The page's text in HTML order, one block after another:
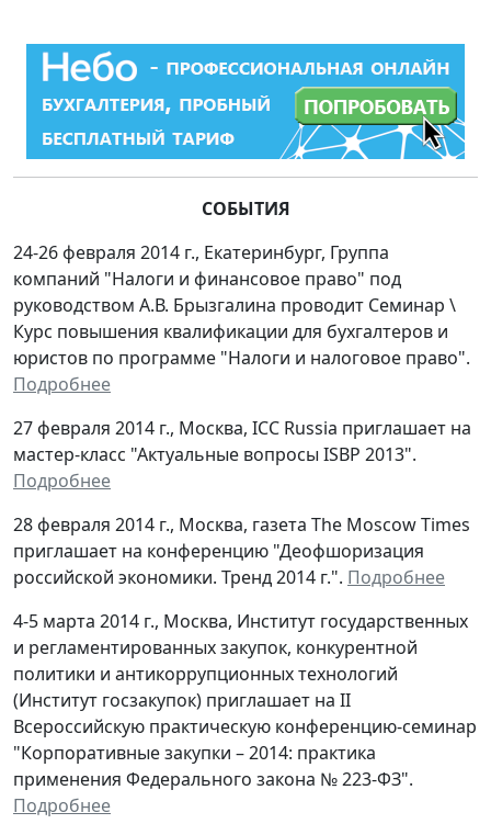
СОБЫТИЯ
24-26 февраля 2014 г., Екатеринбург, Группа
компаний "Налоги и финансовое право" под
руководством А.В. Брызгалина проводит Семинар \
Курс повышения квалификации для бухгалтеров и
юристов по программе "Налоги и налоговое право".
Подробнее
27 февраля 2014 г., Москва, ICC Russia приглашает на
мастер-класс "Актуальные вопросы ISBP 2013".
Подробнее
28 февраля 2014 г., Москва, газета The Moscow Times
приглашает на конференцию "Деофшоризация
российской экономики. Тренд 2014 г.". Подробнее
4-5 марта 2014 г., Москва, Институт государственных
и регламентированных закупок, конкурентной
политики и антикоррупционных технологий
(Институт госзакупок) приглашает на II
Всероссийскую практическую конференцию-семинар
"Корпоративные закупки – 2014: практика
применения Федерального закона № 223-ФЗ".
Подробнее